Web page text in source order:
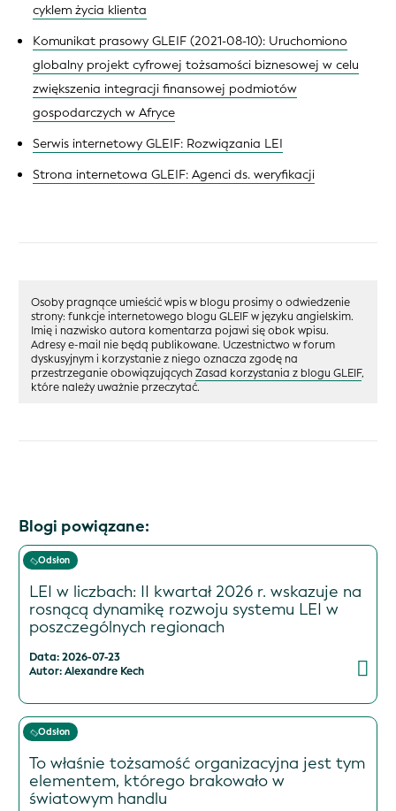
cyklem życia klienta
Komunikat prasowy GLEIF (2021-08-10): Uruchomiono
globalny projekt cyfrowej tożsamości biznesowej w celu
zwiększenia integracji finansowej podmiotów
gospodarczych w Afryce
Serwis internetowy GLEIF: Rozwiązania LEI
Strona internetowa GLEIF: Agenci ds. weryfikacji
Osoby pragnące umieścić wpis w blogu prosimy o odwiedzenie
strony: funkcje internetowego blogu GLEIF w języku angielskim.
Imię i nazwisko autora komentarza pojawi się obok wpisu.
Adresy e-mail nie będą publikowane. Uczestnictwo w forum
dyskusyjnym i korzystanie z niego oznacza zgodę na
przestrzeganie obowiązującychZasad korzystania z blogu GLEIF,
które należy uważnie przeczytać.
Blogi powiązane:
Odsłon
LEI w liczbach: II kwartał 2026 r. wskazuje na
rosnącą dynamikę rozwoju systemu LEI w
poszczególnych regionach
Data: 2026-07-23
Autor: Alexandre Kech
Odsłon
To właśnie tożsamość organizacyjna jest tym
elementem, którego brakowało w
światowym handlu